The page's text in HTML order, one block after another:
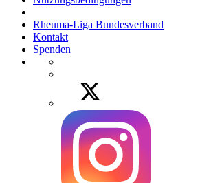
Rheuma-Liga Bundesverband
Kontakt
Spenden